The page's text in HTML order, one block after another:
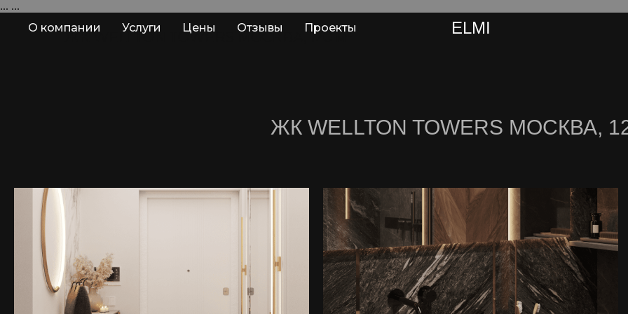
... ...
ELMI
О компании Услуги Цены Отзывы Проекты
ЖК WELLTON TOWERS МОСКВА, 120 м²
ЖК WELLTON TOWERS МОСКВА,